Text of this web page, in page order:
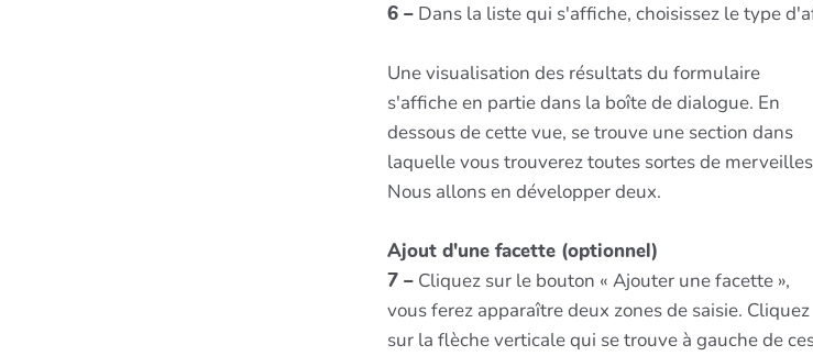
6 – Dans la liste qui s'affiche, choisissez le type
Une visualisation des résultats du formulaire
s'affiche en partie dans la boîte de dialogue. En
dessous de cette vue, se trouve une section dans
laquelle vous trouverez toutes sortes de
Nous allons en développer deux.
Ajout d'une facette (optionnel)
7 – Cliquez sur le bouton « Ajouter une facette »,
vous ferez apparaître deux zones de saisie. Cliquez
sur la flèche verticale qui se trouve à gauche de